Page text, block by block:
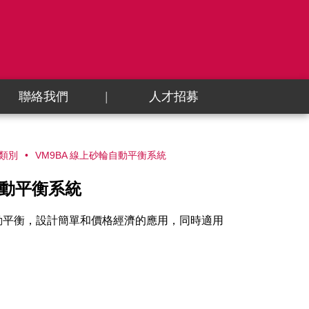
聯絡我們 人才招募
別 VM9BA 線上砂輪自動平衡系統
平衡系統
衡，設計簡單和價格經濟的應用，同時適用